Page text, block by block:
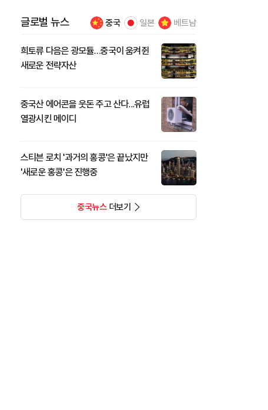
글로벌 뉴스 중국 일본 베트남
희토류 다음은 광모듈…중국이 움켜쥔
새로운 전략자산
중국산 에어콘을 웃돈 주고 산다...유럽
열광시킨 메이디
스티븐 로치 '과거의 홍콩'은 끝났지만
'새로운 홍콩'은 진행중
중국뉴스더보기